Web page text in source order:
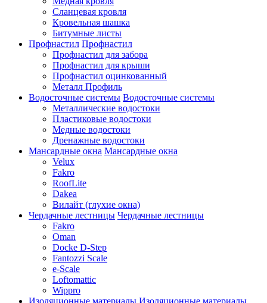
Сланцевая кровля
Кровельная шашка
Битумные листы
Профнастил Профнастил
Профнастил для забора
Профнастил для крыши
Профнастил оцинкованный
Металл Профиль
Водосточные системы Водосточные системы
Металлические водостоки
Пластиковые водостоки
Медные водостоки
Дренажные водостоки
Мансардные окна Мансардные окна
Velux
Fakro
RoofLite
Dakea
Вилайт (глухие окна)
Чердачные лестницы Чердачные лестницы
Fakro
Oman
Docke D-Step
Fantozzi Scale
e-Scale
Loftomattic
Wippro
Изоляционные материалы Изоляционные материалы